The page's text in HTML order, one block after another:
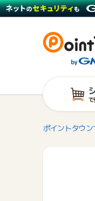
ポイントタウ